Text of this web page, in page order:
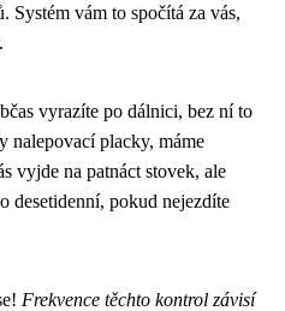
Systém vám to spočítá za vás,
vyrazíte po dálnici, bez ní to
nalepovací placky, máme
vyjde na patnáct stovek, ale
desetidenní, pokud nejezdíte
Frekvence těchto kontrol závisí